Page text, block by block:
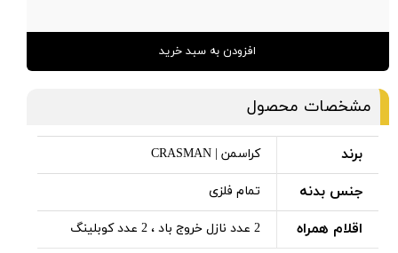
افزودن به سبد خرید
مشخصات محصول
برند کراسمن | CRASMAN
جنس بدنه تمام فلزی
اقلام همراه 2 عدد نازل خروج باد ، 2 عدد کوبلینگ